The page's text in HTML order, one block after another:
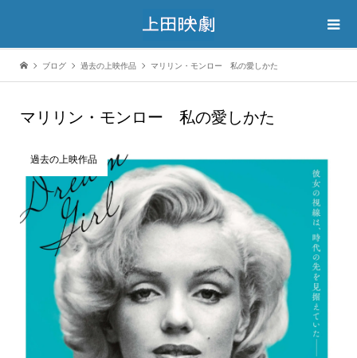
ブログ 過去の上映作品 マリリン・モンロー 私の愛しかた
マリリン・モンロー 私の愛しかた
過去の上映作品